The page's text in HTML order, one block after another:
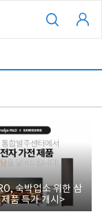
숙박업소 위한 삼
품 특가 개시>